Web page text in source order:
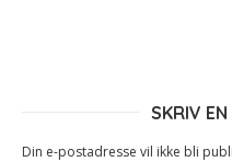
SKRIV
Din e-postadresse vil ikke bli